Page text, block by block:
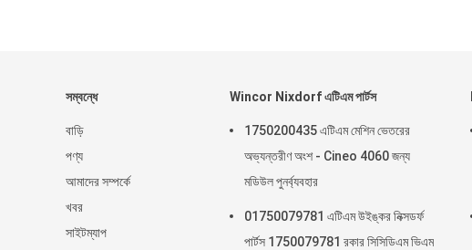
সম্বন্ধে
বাড়ি
পণ্য
আমাদের সম্পর্কে
খবর
সাইটম্যাপ
Wincor Nixdorf এটিএম পার্টস
1750200435 এটিএম মেশিন ভেতরের
অভ্যন্তরীণ অংশ - Cineo 4060 জন্য
মডিউল পুনর্ব্যবহার
01750079781 এটিএম উইঙ্কর নিক্সডর্ফ
পার্টস 1750079781 রকার সিসিডিএম ভিএম